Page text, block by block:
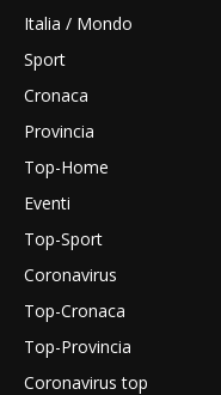
Italia / Mondo
Sport
Cronaca
Provincia
Top-Home
Eventi
Top-Sport
Coronavirus
Top-Cronaca
Top-Provincia
Coronavirus top